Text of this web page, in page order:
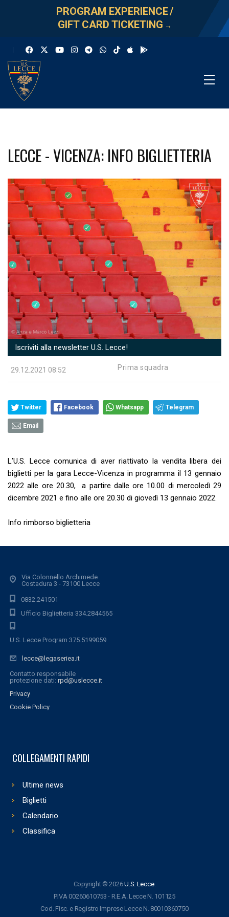
PROGRAM EXPERIENCE/
GIFT CARD TICKETING →
LECCE - VICENZA: INFO BIGLIETTERIA
Iscriviti alla newsletter U.S. Lecce!
29.12.2021 08:52 Prima squadra
Twitter Facebook Whatsapp Telegram
Email
L’U.S. Lecce comunica di aver riattivato la vendita libera dei
biglietti per la gara Lecce-Vicenza in programma il 13 gennaio
2022 alle ore 20.30, a partire dalle ore 10.00 di mercoledì 29
dicembre 2021 e fino alle ore 20.30 di giovedì 13 gennaio 2022.
Info rimborso biglietteria
Via Colonnello Archimede
Costadura 3 - 73100 Lecce
0832.241501
Ufficio Biglietteria 334.2844565
U.S. Lecce Program 375.5199059
lecce@legaseriea.it
Contatto responsabile
protezione dati: rpd@uslecce.it
Privacy
Cookie Policy
COLLEGAMENTI RAPIDI
Ultime news
Biglietti
Calendario
Classifica
Copyright © 2026U.S. Lecce.
P.IVA 00260610753 - R.E.A. Lecce N. 101125
Cod. Fisc. e Registro Imprese Lecce N. 80010360750